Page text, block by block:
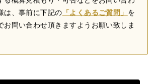
は、事前に下記の 「よくあるご質問」 を
お問い合わせ頂きますようお願い致しま